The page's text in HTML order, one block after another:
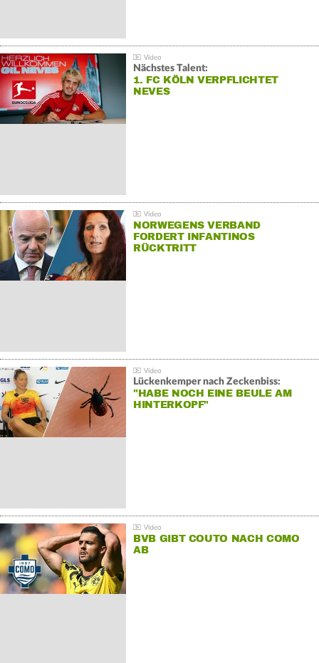
Nächstes Talent:
1. FC KÖLN VERPFLICHTET
NEVES
NORWEGENS VERBAND
FORDERT INFANTINOS
RÜCKTRITT
Lückenkemper nach Zeckenbiss:
"HABE NOCH EINE BEULE AM
HINTERKOPF"
BVB GIBT COUTO NACH COMO
AB